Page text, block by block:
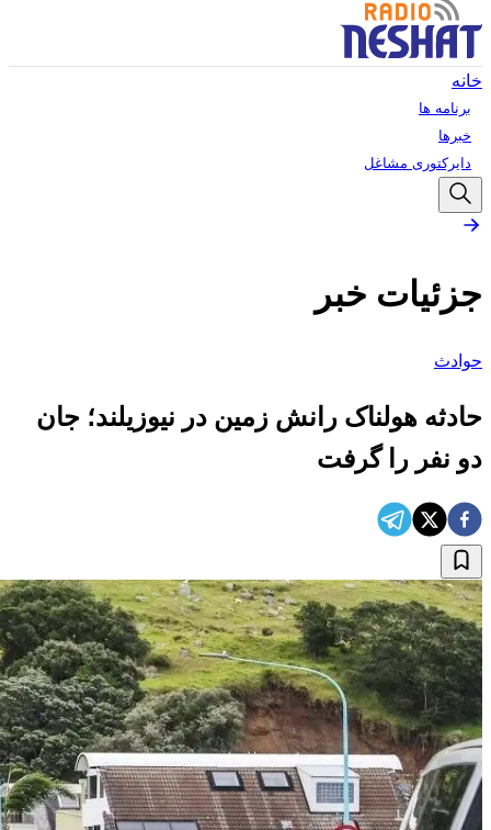
خانه
برنامه ها
خبرها
دایرکتوری مشاغل
جزئیات خبر
حوادث
حادثه هولناک رانش زمین در نیوزیلند؛ جان
دو نفر را گرفت